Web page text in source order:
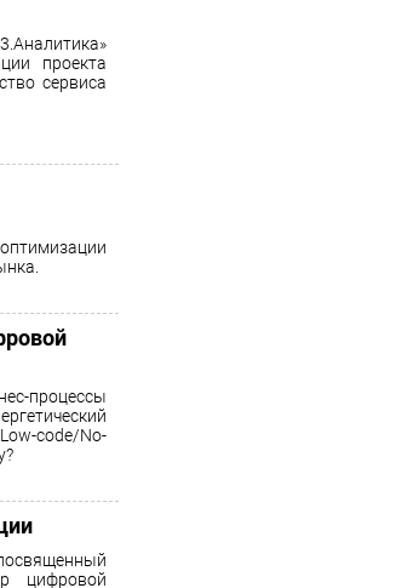
проекта
сервиса
процессы
code/No-
цифровой